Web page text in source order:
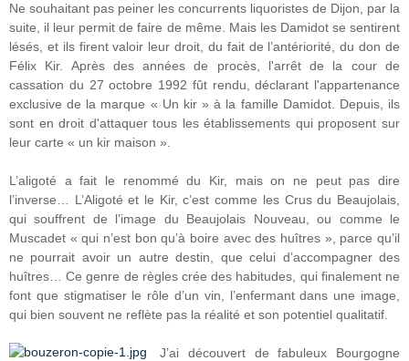
Ne souhaitant pas peiner les concurrents liquoristes de Dijon, par la
suite, il leur permit de faire de même. Mais les Damidot se sentirent
lésés, et ils firent valoir leur droit, du fait de l’antériorité, du don de
Félix Kir. Après des années de procès, l'arrêt de la cour de
cassation du 27 octobre 1992 fût rendu, déclarant l'appartenance
exclusive de la marque « Un kir » à la famille Damidot. Depuis, ils
sont en droit d'attaquer tous les établissements qui proposent sur
leur carte « un kir maison ».
L’aligoté a fait le renommé du Kir, mais on ne peut pas dire
l’inverse… L’Aligoté et le Kir, c’est comme les Crus du Beaujolais,
qui souffrent de l’image du Beaujolais Nouveau, ou comme le
Muscadet « qui n’est bon qu’à boire avec des huîtres », parce qu’il
ne pourrait avoir un autre destin, que celui d’accompagner des
huîtres… Ce genre de règles crée des habitudes, qui finalement ne
font que stigmatiser le rôle d’un vin, l’enfermant dans une image,
qui bien souvent ne reflète pas la réalité et son potentiel qualitatif.
J’ai découvert de fabuleux Bourgogne